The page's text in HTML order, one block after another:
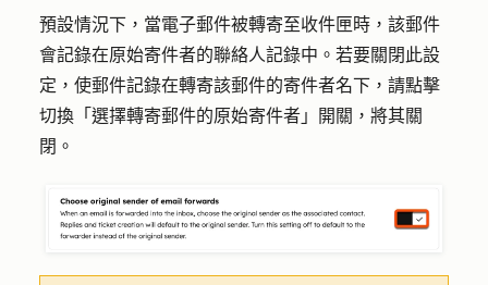
預設情況下，當電子郵件被轉寄至收件匣時，該郵件
會記錄在原始寄件者的聯絡人記錄中。若要關閉此設
定，使郵件記錄在轉寄該郵件的寄件者名下，請點擊
切換「 選擇轉寄郵件的原始寄件者 」開關，將其關
閉。